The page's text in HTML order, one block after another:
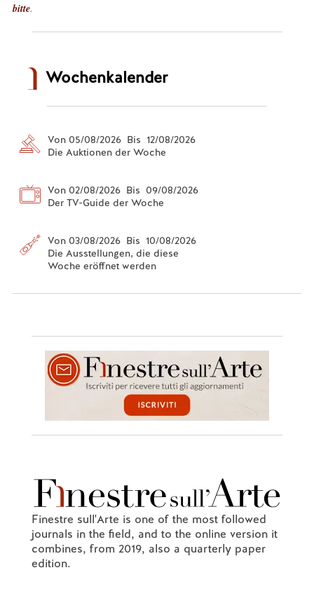
bitte.
Wochenkalender
Von 05/08/2026 Bis 12/08/2026
Die Auktionen der Woche
Von 02/08/2026 Bis 09/08/2026
Der TV-Guide der Woche
Von 03/08/2026 Bis 10/08/2026
Die Ausstellungen, die diese
Woche eröffnet werden
Finestre sull'Arte is one of the most followed
journals in the field, and to the online version it
combines, from 2019, also a quarterly paper
edition.